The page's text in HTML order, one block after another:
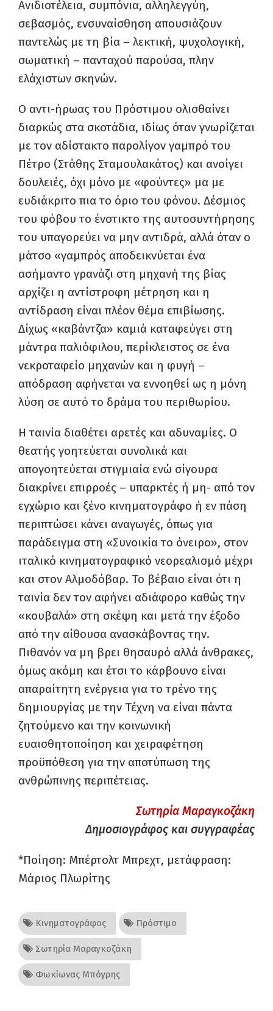
Ανιδιοτέλεια, συμπόνια, αλληλεγγύη,
σεβασμός, ενσυναίσθηση απουσιάζουν
παντελώς με τη βία – λεκτική, ψυχολογική,
σωματική – πανταχού παρούσα, πλην
ελάχιστων σκηνών.
Ο αντι-ήρωας του Πρόστιμου ολισθαίνει
διαρκώς στα σκοτάδια, ιδίως όταν γνωρίζεται
με τον αδίστακτο παρολίγον γαμπρό του
Πέτρο (Στάθης Σταμουλακάτος) και ανοίγει
δουλειές, όχι μόνο με «φούντες» μα με
ευδιάκριτο πια το όριο του φόνου. Δέσμιος
του φόβου το ένστικτο της αυτοσυντήρησης
του υπαγορεύει να μην αντιδρά, αλλά όταν ο
μάτσο «γαμπρός αποδεικνύεται ένα
ασήμαντο γρανάζι στη μηχανή της βίας
αρχίζει η αντίστροφη μέτρηση και η
αντίδραση είναι πλέον θέμα επιβίωσης.
Δίχως «καβάντζα» καμιά καταφεύγει στη
μάντρα παλιόφιλου, περίκλειστος σε ένα
νεκροταφείο μηχανών και η φυγή –
απόδραση αφήνεται να εννοηθεί ως η μόνη
λύση σε αυτό το δράμα του περιθωρίου.
Η ταινία διαθέτει αρετές και αδυναμίες. Ο
θεατής γοητεύεται συνολικά και
απογοητεύεται στιγμιαία ενώ σίγουρα
διακρίνει επιρροές – υπαρκτές ή μη- από τον
εγχώριο και ξένο κινηματογράφο ή εν πάση
περιπτώσει κάνει αναγωγές, όπως για
παράδειγμα στη «Συνοικία το όνειρο», στον
ιταλικό κινηματογραφικό νεορεαλισμό μέχρι
και στον Αλμοδόβαρ. Το βέβαιο είναι ότι η
ταινία δεν τον αφήνει αδιάφορο καθώς την
«κουβαλά» στη σκέψη και μετά την έξοδο
από την αίθουσα ανασκάβοντας την.
Πιθανόν να μη βρει θησαυρό αλλά άνθρακες,
όμως ακόμη και έτσι το κάρβουνο είναι
απαραίτητη ενέργεια για το τρένο της
δημιουργίας με την Τέχνη να είναι πάντα
ζητούμενο και την κοινωνική
ευαισθητοποίηση και χειραφέτηση
προϋπόθεση για την αποτύπωση της
ανθρώπινης περιπέτειας.
Σωτηρία Μαραγκοζάκη
Δημοσιογράφος και συγγραφέας
*Ποίηση: Μπέρτολτ Μπρεχτ, μετάφραση:
Μάριος Πλωρίτης
Κινηματογράφος Πρόστιμο
Σωτηρία Μαραγκοζάκη
Φωκίωνας Μπόγρης